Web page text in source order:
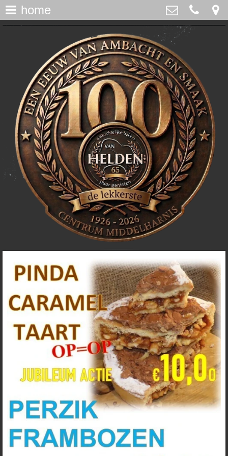
>
>
nieuws >
lunchroom >
de ijsspecialist >
flakkeecialiteiten >
skitaart >
webshop >
Bakker Van Helden
Westdijk 12, Middelharnis
0187-482065
info@bakkervanhelden.nl
home